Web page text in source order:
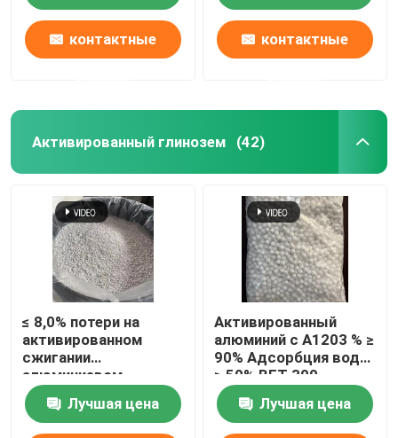
контактные контактные
Активированный глинозем (42)
≤ 8,0% потери на
активированном
сжигании
алюминиевом
сушилке для
повышенного
контроля влажности
Лучшая цена
Активированный
алюминий с A1203 % ≥
90% Адсорбция воды
≥ 50% BET 300-
320m2/g
Лучшая цена